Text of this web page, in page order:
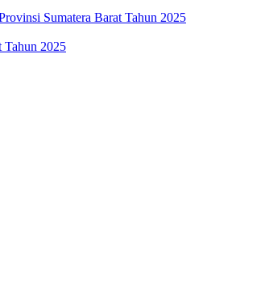
Sumatera Barat Tahun 2025
Tahun 2025